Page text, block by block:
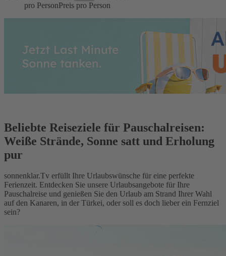
pro PersonPreis pro Person
Beliebte Reiseziele für Pauschalreisen:
Weiße Strände, Sonne satt und Erholung
pur
sonnenklar.Tv erfüllt Ihre Urlaubswünsche für eine perfekte
Ferienzeit. Entdecken Sie unsere Urlaubsangebote für Ihre
Pauschalreise und genießen Sie den Urlaub am Strand Ihrer Wahl
auf den Kanaren, in der Türkei, oder soll es doch lieber ein Fernziel
sein?